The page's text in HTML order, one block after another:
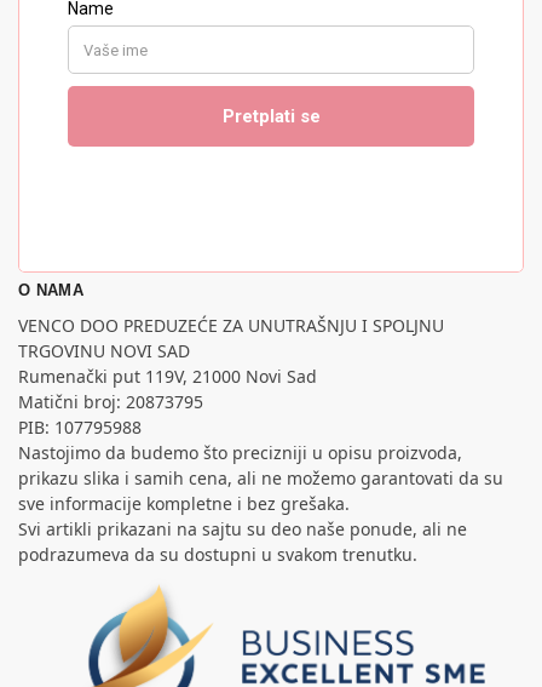
O NAMA
VENCO DOO PREDUZEĆE ZA UNUTRAŠNJU I SPOLJNU
TRGOVINU NOVI SAD
Rumenački put 119V, 21000 Novi Sad
Matični broj: 20873795
PIB: 107795988
Nastojimo da budemo što precizniji u opisu proizvoda,
prikazu slika i samih cena, ali ne možemo garantovati da su
sve informacije kompletne i bez grešaka.
Svi artikli prikazani na sajtu su deo naše ponude, ali ne
podrazumeva da su dostupni u svakom trenutku.